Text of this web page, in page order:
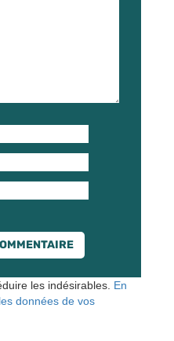
les indésirables. En
données de vos